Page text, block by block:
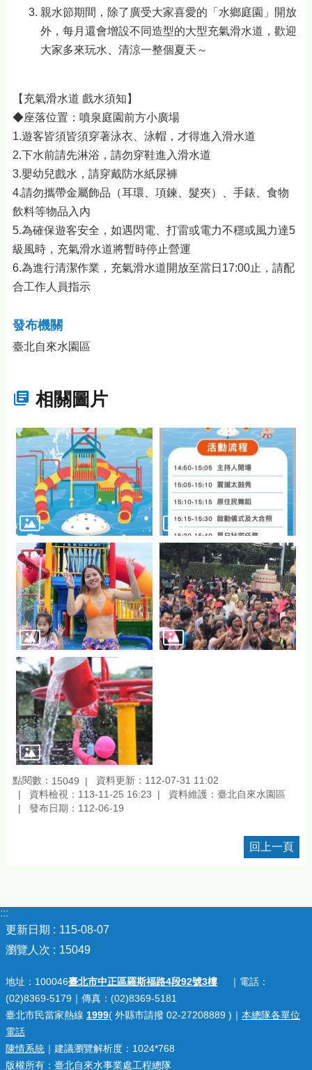
親水節期間，除了廣受大家喜愛的「水鄉庭園」開放
外，每月還會增設不同造型的大型充氣滑水道，歡迎
大家多來玩水、清涼一整個夏天～
【充氣滑水道 戲水須知】
◆座落位置：噴泉庭園前方小廣場
1.遊客皆須皆須穿著泳衣、泳帽，才得進入滑水道
2.下水前請先淋浴，請勿穿鞋進入滑水道
3.嬰幼兒戲水，請穿戴防水紙尿褲
4.請勿攜帶金屬飾品（耳環、項鍊、髮夾）、手錶、食物
飲料等物品入內
5.為確保遊客安全，如遇閃電、打雷或電力不穩或風力達5
級風時，充氣滑水道將暫時停止營運
6.為進行清潔作業，充氣滑水道開放至當日17:00止，請配
合工作人員指示
發布機關
臺北自來水園區
相關圖片
點閱數： 15049
資料更新：112-07-31 11:02
資料檢視：113-11-25 16:23
資料維護：臺北自來水園區
發布日期：112-06-19
回上一頁
:::
更新日期
115-08-07
瀏覽人次
15049
地址：100046臺北市中正區羅斯福路4段92號3樓｜電話：
(02)8369-5179｜傳真：(02)8369-5181
臺北市民當家熱線 1999( 外縣市請撥 02-27208889 )｜ 本總隊各單位
電話
陳情系統 ｜建議瀏覽解析度：1024*768
版權所有：臺北自來水事業處工程總隊